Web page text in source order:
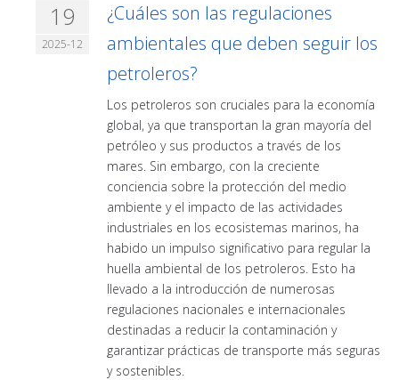
19
2025-12
¿Cuáles son las regulaciones
ambientales que deben seguir los
petroleros?
Los petroleros son cruciales para la economía
global, ya que transportan la gran mayoría del
petróleo y sus productos a través de los
mares. Sin embargo, con la creciente
conciencia sobre la protección del medio
ambiente y el impacto de las actividades
industriales en los ecosistemas marinos, ha
habido un impulso significativo para regular la
huella ambiental de los petroleros. Esto ha
llevado a la introducción de numerosas
regulaciones nacionales e internacionales
destinadas a reducir la contaminación y
garantizar prácticas de transporte más seguras
y sostenibles.